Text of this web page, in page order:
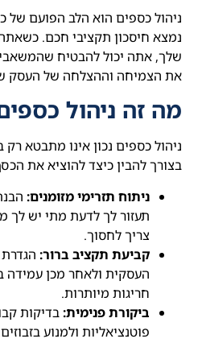
ניהול כספים הוא הלב הפועם של
נמצא חיסכון תקציבי חכם.
שלך, אתה יכול להבטיח
את הצמיחה וההצלחה של העסק
מה זה ניהול
ניהול כספים נכון אינו מתבטא
בצורך להבין כיצד להוציא את
ניתוח תזרימי מזומנים:
תעזור לך לדעת מתי יש
צריך לחסוך.
קביעת תקציב ברור:
העסקית ולאחר מכן עמידה
חריגות מיותרות.
ביקורת פנימית:בדיקות
פוטנציאליות ולמנוע